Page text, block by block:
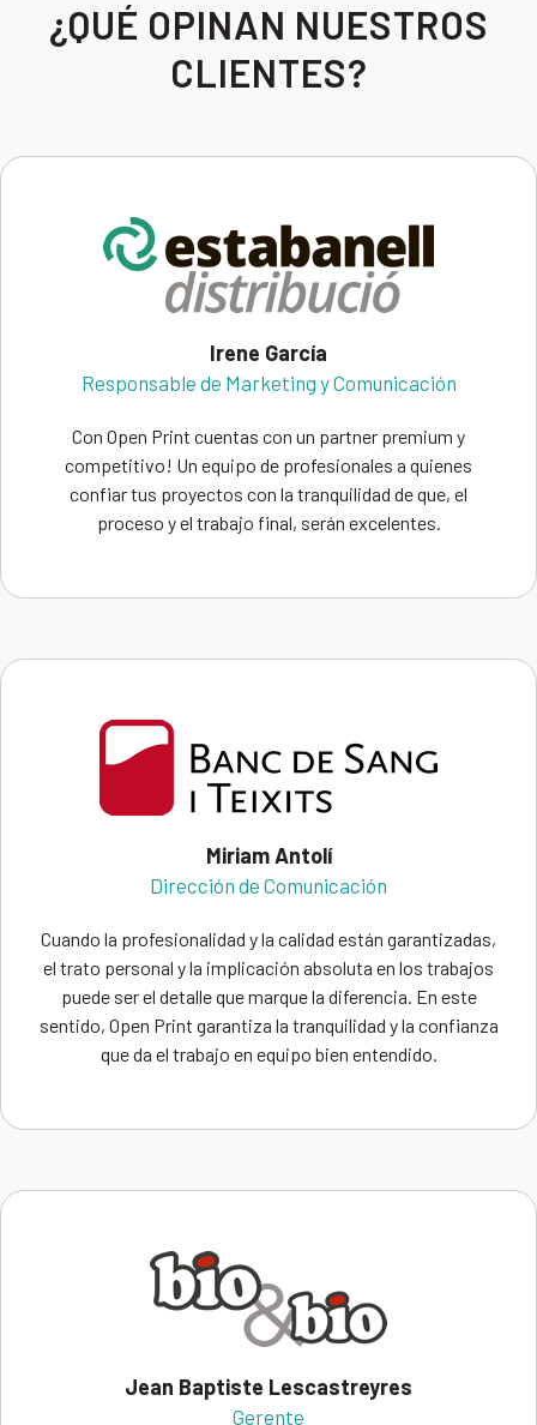
¿QUÉ OPINAN NUESTROS
CLIENTES?
Irene García
Responsable de Marketing y Comunicación
Con Open Print cuentas con un partner premium y
competitivo! Un equipo de profesionales a quienes
confiar tus proyectos con la tranquilidad de que, el
proceso y el trabajo final, serán excelentes.
Miriam Antolí
Dirección de Comunicación
Cuando la profesionalidad y la calidad están garantizadas,
el trato personal y la implicación absoluta en los trabajos
puede ser el detalle que marque la diferencia. En este
sentido, Open Print garantiza la tranquilidad y la confianza
que da el trabajo en equipo bien entendido.
Jean Baptiste Lescastreyres
Gerente